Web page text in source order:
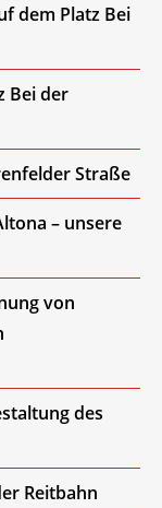
dem Platz Bei
Bei der
Straße
– unsere
von
des
Reitbahn